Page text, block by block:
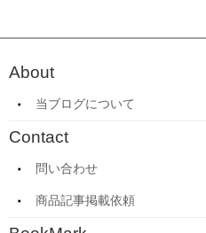
About
当ブログについて
Contact
問い合わせ
商品記事掲載依頼